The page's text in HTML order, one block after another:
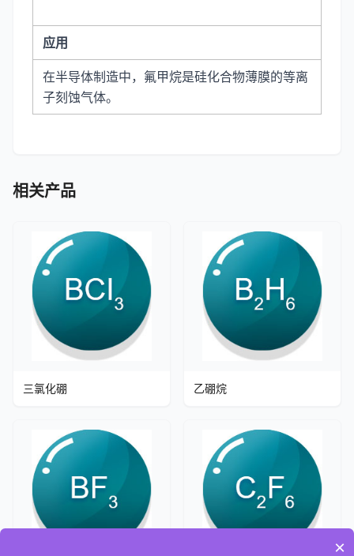
应用
在半导体制造中，氟甲烷是硅化合物薄膜的等离
子刻蚀气体。
相关产品
三氯化硼 乙硼烷
×